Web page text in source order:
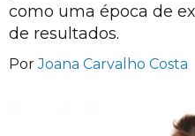
como uma época de
de resultados.
PorJoana Carvalho Costa